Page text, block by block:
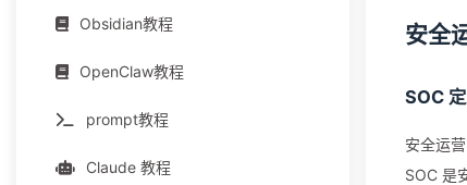
安全
SOC
安全运
SOC 是
Obsidian教程
OpenClaw教程
prompt教程
Claude 教程